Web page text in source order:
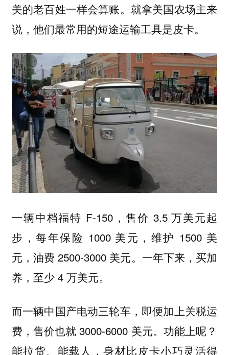
美的老百姓一样会算账。就拿美国农场主来
说，他们最常用的短途运输工具是皮卡。
一辆中档福特 F-150，售价 3.5 万美元起
步，每年保险 1000 美元，维护 1500 美
元，油费 2500-3000 美元。一年下来，买加
养，至少 4 万美元。
而一辆中国产电动三轮车，即便加上关税运
费，售价也就 3000-6000 美元。功能上呢？
能拉货、能载人，身材比皮卡小巧灵活得